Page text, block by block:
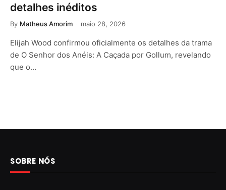
detalhes inéditos
By Matheus Amorim maio 28, 2026
Elijah Wood confirmou oficialmente os detalhes da trama
de O Senhor dos Anéis: A Caçada por Gollum, revelando
que o…
SOBRE NÓS